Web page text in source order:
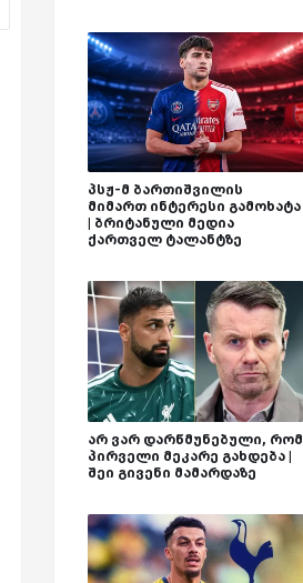
პსჟ-მ ბართიშვილის
მიმართ ინტერესი გამოხატა
| ბრიტანული მედია
ქართველ ტალანტზე
არ ვარ დარწმუნებული, რომ
პირველი მეკარე გახდება |
შეი გივენი მამარდაზე